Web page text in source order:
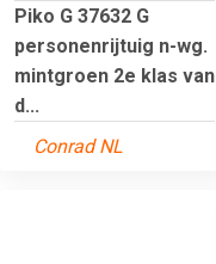
Piko G 37632 G
personenrijtuig n-wg.
mintgroen 2e klas van
d...
Conrad NL